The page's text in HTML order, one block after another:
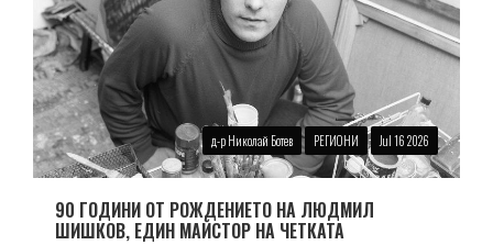
д-р Николай Ботев РЕГИОНИ Jul 16 2026
90 ГОДИНИ ОТ РОЖДЕНИЕТО НА ЛЮДМИЛ
ШИШКОВ, ЕДИН МАЙСТОР НА ЧЕТКАТА